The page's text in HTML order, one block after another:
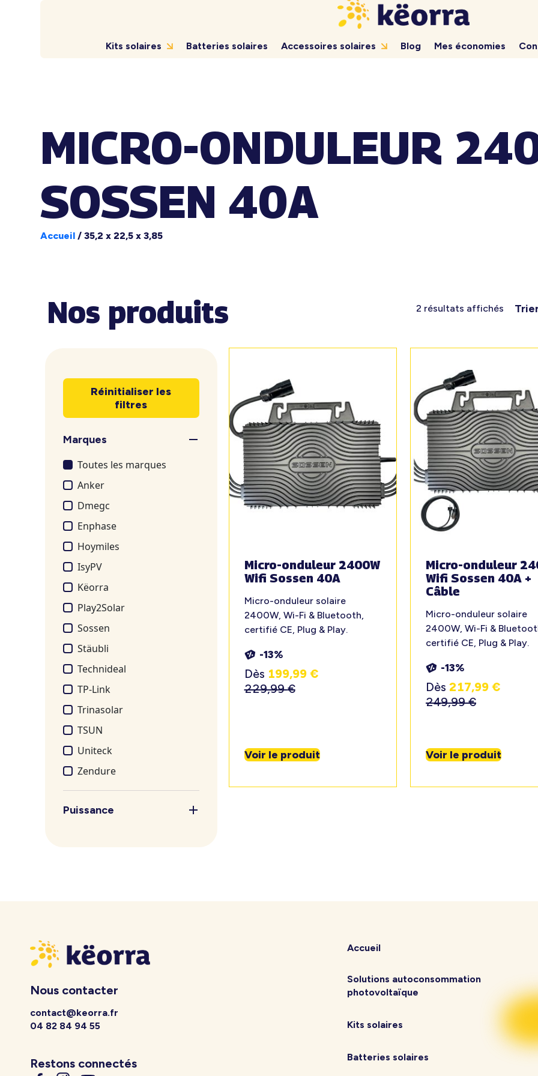
Kits solaires Batteries solaires Accessoires solaires Blog Mes économies
MICRO-ONDULEUR
SOSSEN 40A
Accueil /35,2 x 22,5 x 3,85
Nos produits 2 résultats affichés
Réinitialiser les
filtres
Marques
Toutes les marques
Anker
Dmegc
Enphase
Hoymiles
IsyPV
Këorra
Play2Solar
Sossen
Stäubli
Technideal
TP-Link
Trinasolar
TSUN
Uniteck
Zendure
Puissance
Micro-onduleur 2400W
Wifi Sossen 40A
Micro-onduleur solaire
2400W, Wi-Fi & Bluetooth,
certifié CE, Plug & Play.
-13%
Dès 199,99 €
229,99€
Voir le produit
Micro-onduleur
Wifi Sossen 40A +
Câble
Micro-onduleur solaire
2400W, Wi-Fi &
certifié CE, Plug & Play.
-13%
Dès 217,99 €
249,99€
Voir le produit
Nous contacter
contact@keorra.fr
04 82 84 94 55
Restons connectés
Accueil
Solutions autoconsommation
photovoltaïque
Kits solaires
Batteries solaires